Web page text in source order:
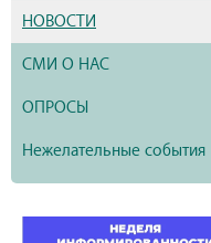
НОВОСТИ
СМИ О НАС
ОПРОСЫ
Нежелательные события